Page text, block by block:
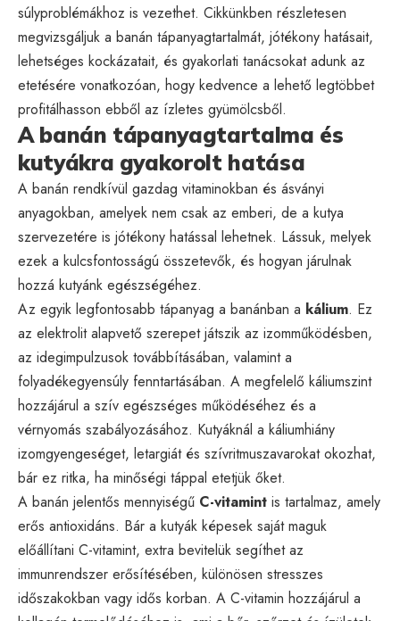
súlyproblémákhoz is vezethet. Cikkünkben részletesen
megvizsgáljuk a banán tápanyagtartalmát, jótékony hatásait,
lehetséges kockázatait, és gyakorlati tanácsokat adunk az
etetésére vonatkozóan, hogy kedvence a lehető legtöbbet
profitálhasson ebből az ízletes gyümölcsből.
A banán tápanyagtartalma és
kutyákra gyakorolt hatása
A banán rendkívül gazdag vitaminokban és ásványi
anyagokban, amelyek nem csak az emberi, de a kutya
szervezetére is jótékony hatással lehetnek. Lássuk, melyek
ezek a kulcsfontosságú összetevők, és hogyan járulnak
hozzá kutyánk egészségéhez.
Az egyik legfontosabb tápanyag a banánban a kálium. Ez
az elektrolit alapvető szerepet játszik az izomműködésben,
az idegimpulzusok továbbításában, valamint a
folyadékegyensúly fenntartásában. A megfelelő káliumszint
hozzájárul a szív egészséges működéséhez és a
vérnyomás szabályozásához. Kutyáknál a káliumhiány
izomgyengeséget, letargiát és szívritmuszavarokat okozhat,
bár ez ritka, ha minőségi táppal etetjük őket.
A banán jelentős mennyiségű C-vitamint is tartalmaz, amely
erős antioxidáns. Bár a kutyák képesek saját maguk
előállítani C-vitamint, extra bevitelük segíthet az
immunrendszer erősítésében, különösen stresszes
időszakokban vagy idős korban. A C-vitamin hozzájárul a